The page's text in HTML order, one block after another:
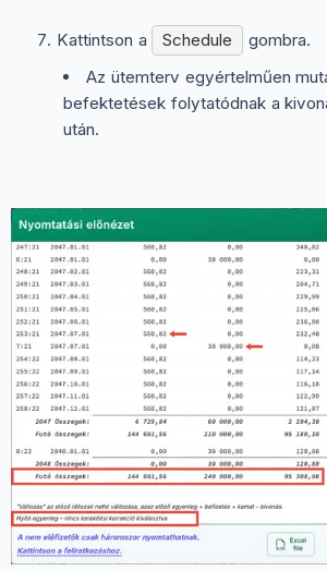
Kattintson a Schedule
gombra.
Az ütemterv egyértelműen
befektetések folytatódnak a
után.